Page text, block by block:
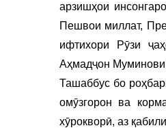
арзишҳои
Пешвои миллат,
ифтихори Рӯзи
Аҳмадҷон Муминови
Ташаббус бо
омӯзгорон ва
хӯрокворӣ, аз